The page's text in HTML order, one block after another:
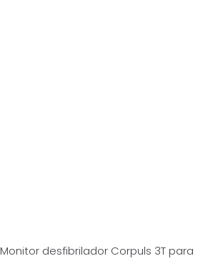
Monitor desfibrilador Corpuls 3T para